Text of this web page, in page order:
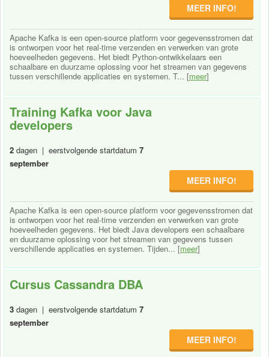
MEER INFO!
Apache Kafka is een open-source platform voor gegevensstromen dat
is ontworpen voor het real-time verzenden en verwerken van grote
hoeveelheden gegevens. Het biedt Python-ontwikkelaars een
schaalbare en duurzame oplossing voor het streamen van gegevens
tussen verschillende applicaties en systemen. T... [meer]
Training Kafka voor Java
developers
2 dagen | eerstvolgende startdatum 7
september
MEER INFO!
Apache Kafka is een open-source platform voor gegevensstromen dat
is ontworpen voor het real-time verzenden en verwerken van grote
hoeveelheden gegevens. Het biedt Java developers een schaalbare
en duurzame oplossing voor het streamen van gegevens tussen
verschillende applicaties en systemen. Tijden... [meer]
Cursus Cassandra DBA
3 dagen | eerstvolgende startdatum 7
september
MEER INFO!